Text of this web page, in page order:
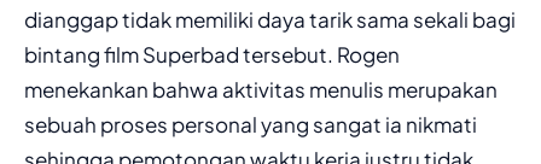
dianggap tidak memiliki daya tarik sama sekali bagi
bintang film Superbad tersebut. Rogen
menekankan bahwa aktivitas menulis merupakan
sebuah proses personal yang sangat ia nikmati